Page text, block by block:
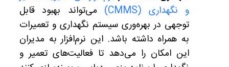
و نگهداری (CMMS)
می‌تواند بهبود قابل
توجهی در بهره‌وری سیستم نگهداری و تعمیرات
به همراه داشته باشد. این نرم‌افزار به مدیران
این امکان را می‌دهد تا فعالیت‌های تعمیر و